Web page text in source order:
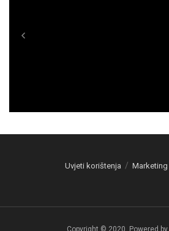
Uvjeti korištenja Marketing